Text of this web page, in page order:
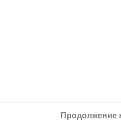
Продолжение